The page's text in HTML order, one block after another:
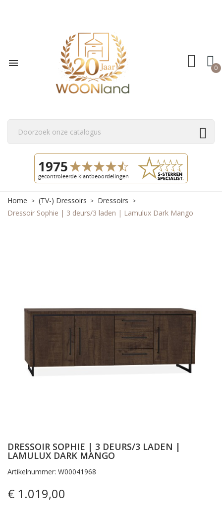
 0
Home (TV-) Dressoirs
Dressoirs
Dressoir Sophie | 3 deurs/3 laden | Lamulux Dark Mango
DRESSOIR SOPHIE | 3 DEURS/3 LADEN |
LAMULUX DARK MANGO
Artikelnummer: W00041968
€ 1.019,00